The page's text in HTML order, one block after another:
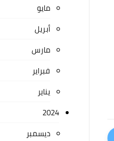
مايو
أبريل
مارس
فبراير
يناير
2024
ديسمبر